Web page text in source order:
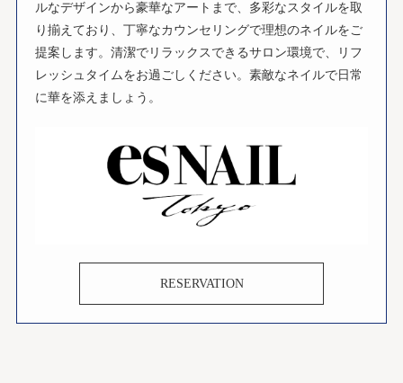
ルなデザインから豪華なアートまで、多彩なスタイルを取
り揃えており、丁寧なカウンセリングで理想のネイルをご
提案します。清潔でリラックスできるサロン環境で、リフ
レッシュタイムをお過ごしください。素敵なネイルで日常
に華を添えましょう。
RESERVATION